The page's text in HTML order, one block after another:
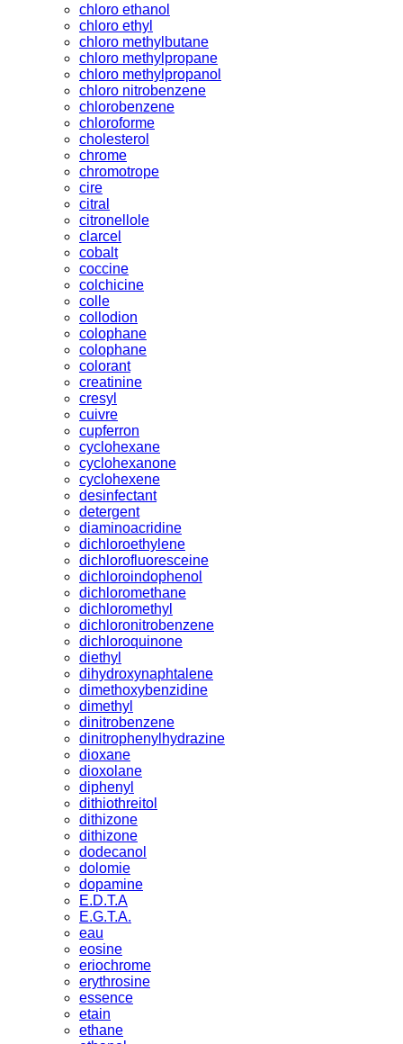
chloro ethanol
chloro ethyl
chloro methylbutane
chloro methylpropane
chloro methylpropanol
chloro nitrobenzene
chlorobenzene
chloroforme
cholesterol
chrome
chromotrope
cire
citral
citronellole
clarcel
cobalt
coccine
colchicine
colle
collodion
colophane
colophane
colorant
creatinine
cresyl
cuivre
cupferron
cyclohexane
cyclohexanone
cyclohexene
desinfectant
detergent
diaminoacridine
dichloroethylene
dichlorofluoresceine
dichloroindophenol
dichloromethane
dichloromethyl
dichloronitrobenzene
dichloroquinone
diethyl
dihydroxynaphtalene
dimethoxybenzidine
dimethyl
dinitrobenzene
dinitrophenylhydrazine
dioxane
dioxolane
diphenyl
dithiothreitol
dithizone
dithizone
dodecanol
dolomie
dopamine
E.D.T.A
E.G.T.A.
eau
eosine
eriochrome
erythrosine
essence
etain
ethane